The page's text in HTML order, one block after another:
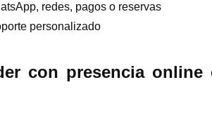
redes, pagos o reservas
personalizado
con presencia